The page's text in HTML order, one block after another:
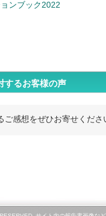
ンブック2022
するお客様の声
ご感想をぜひお寄せくださ